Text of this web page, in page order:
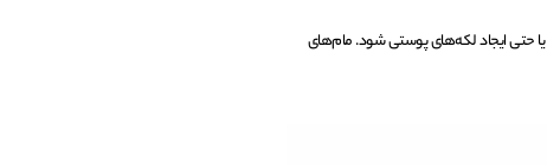
یا حتی ایجاد لکه‌های پوستی شود. مام‌های